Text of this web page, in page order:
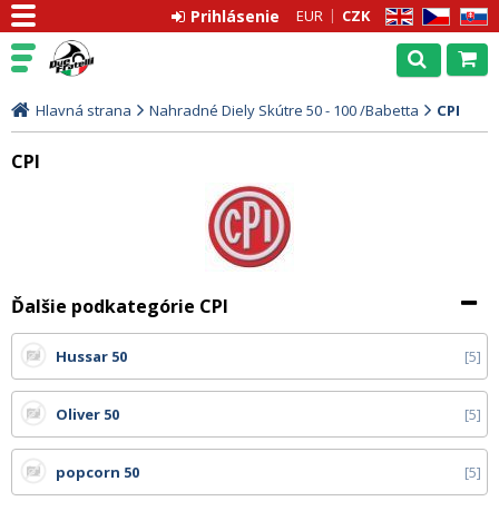
EN CZ SK
EUR CZK
Prihlásenie
Hlavná strana Nahradné Diely Skútre 50 - 100 /Babetta CPI
CPI
Ďalšie podkategórie CPI
Hussar 50 5
Oliver 50 5
popcorn 50 5